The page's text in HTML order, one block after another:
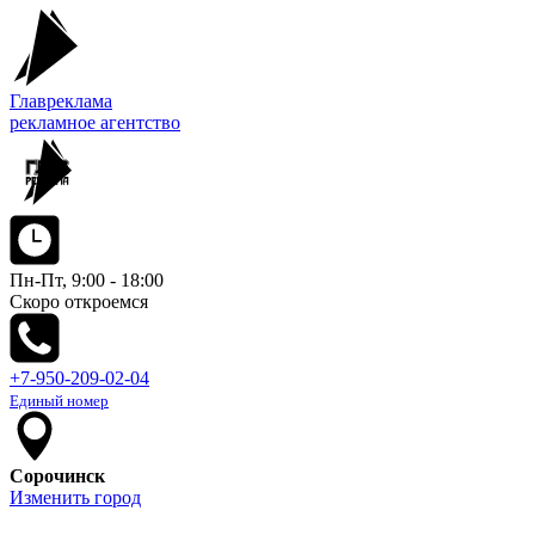
Главреклама
рекламное агентство
Пн-Пт, 9:00 - 18:00
Скоро откроемся
+7-950-209-02-04
Единый номер
Сорочинск
Изменить город